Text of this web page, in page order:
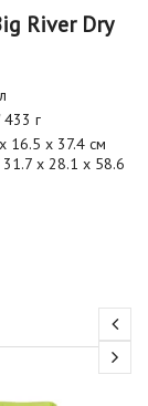
River Dry
г
16.5 x 37.4 см
x 28.1 x 58.6